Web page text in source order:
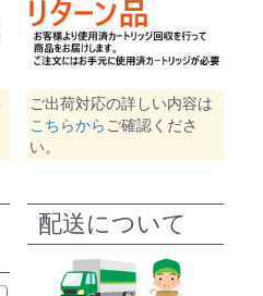
ご出荷対応の詳しい内容は
こちらから ご確認くださ
い。
配送について